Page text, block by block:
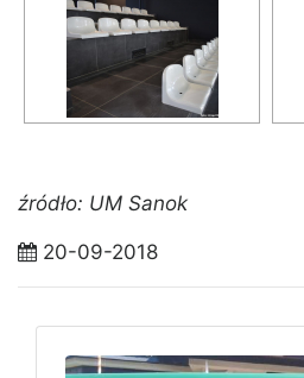
źródło: UM Sanok
20-09-2018